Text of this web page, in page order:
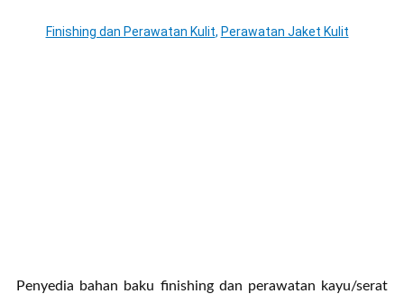
Finishing dan Perawatan Kulit, Perawatan Jaket Kulit
Penyedia bahan baku finishing dan perawatan kayu/serat